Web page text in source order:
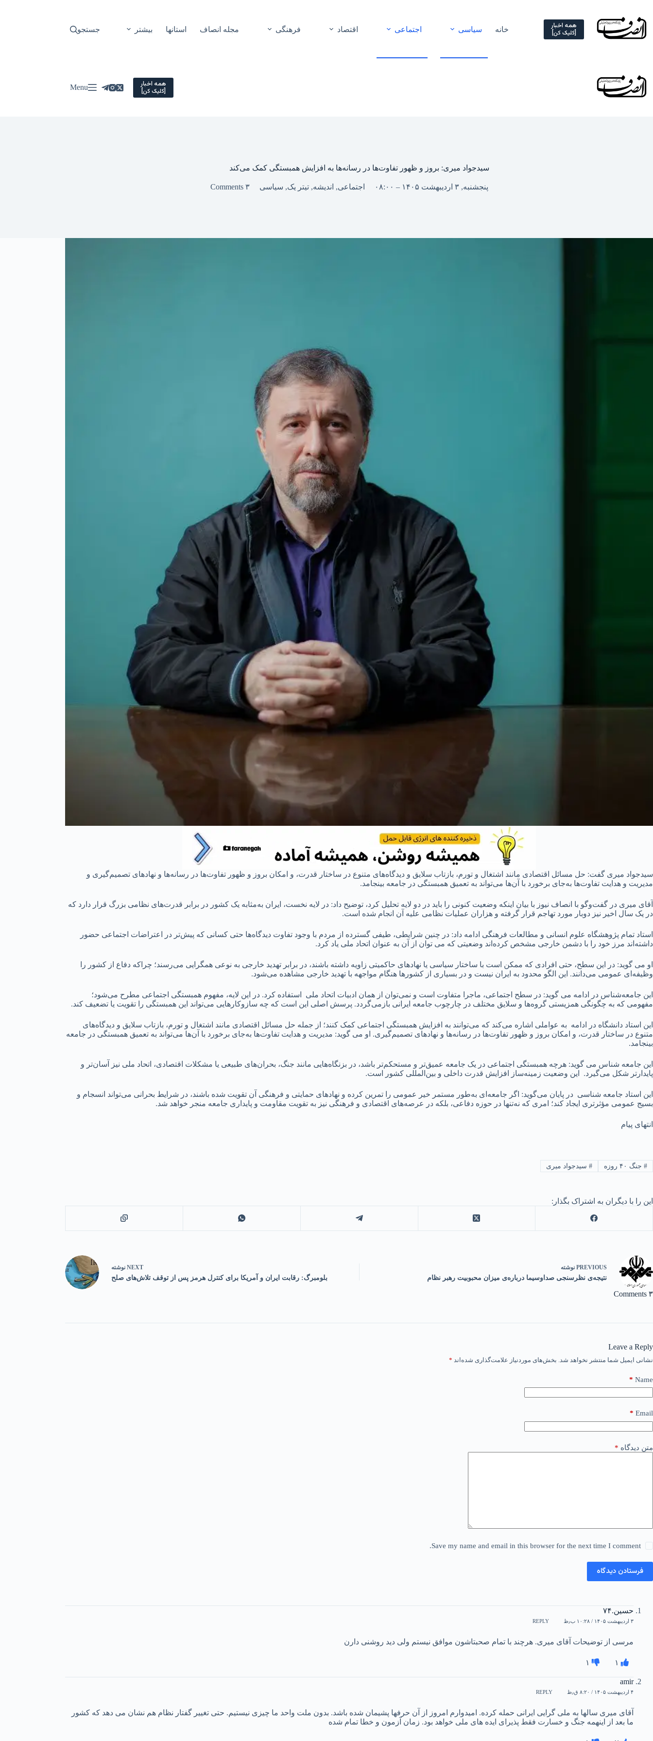
content
همه اخبار
[کلیک کن] خانه سیاسی اجتماعی اقتصاد فرهنگی مجله انصاف استانها بیشتر جستجو
همه اخبار
[کلیک کن] Menu
سیدجواد میری: بروز و ظهور تفاوت‌ها در رسانه‌ها به افزایش همبستگی کمک می‌کند
پنجشنبه, ۳ اردیبهشت ۱۴۰۵ – ۰۸:۰۰ اجتماعی, اندیشه, تیتر یک, سیاسی ۳ Comments
سیدجواد میری گفت: حل مسائل اقتصادی مانند اشتغال و تورم، بازتاب سلایق و دیدگاه‌های متنوع در ساختار قدرت، و امکان بروز و ظهور تفاوت‌ها در رسانه‌ها و نهادهای تصمیم‌گیری و
مدیریت و هدایت تفاوت‌ها به‌جای برخورد با آن‌ها می‌تواند به تعمیق همبستگی در جامعه بینجامد.
آقای میری در گفت‌وگو با انصاف نیوز با بیان اینکه وضعیت کنونی را باید در دو لایه تحلیل کرد، توضیح داد: در لایه نخست، ایران به‌مثابه یک کشور در برابر قدرت‌های نظامی بزرگ قرار دارد که
در یک سال اخیر نیز دوبار مورد تهاجم قرار گرفته و هزاران عملیات نظامی علیه آن انجام شده است.
استاد تمام پژوهشگاه علوم انسانی و مطالعات فرهنگی ادامه داد: در چنین شرایطی، طیفی گسترده از مردم با وجود تفاوت دیدگاه‌ها حتی کسانی که پیش‌تر در اعتراضات اجتماعی حضور
داشته‌اند مرز خود را با دشمن خارجی مشخص کرده‌اند وضعیتی که می توان از آن به عنوان اتحاد ملی یاد کرد.
او می‌ گوید: در این سطح، حتی افرادی که ممکن است با ساختار سیاسی یا نهادهای حاکمیتی زاویه داشته باشند، در برابر تهدید خارجی به نوعی همگرایی می‌رسند؛ چراکه دفاع از کشور را
وظیفه‌ای عمومی می‌دانند. این الگو محدود به ایران نیست و در بسیاری از کشورها هنگام مواجهه با تهدید خارجی مشاهده می‌شود.
این جامعه‌شناس در ادامه می گوید: در سطح اجتماعی، ماجرا متفاوت است و نمی‌توان از همان ادبیات اتحاد ملی استفاده کرد. در این لایه، مفهوم همبستگی اجتماعی مطرح می‌شود؛
مفهومی که به چگونگی همزیستی گروه‌ها و سلایق مختلف در چارچوب جامعه ایرانی بازمی‌گردد. پرسش اصلی این است که چه سازوکارهایی می‌تواند این همبستگی را تقویت یا تضعیف کند.
این استاد دانشگاه در ادامه به عواملی اشاره می‌کند که می‌توانند به افزایش همبستگی اجتماعی کمک کنند؛ از جمله حل مسائل اقتصادی مانند اشتغال و تورم، بازتاب سلایق و دیدگاه‌های
متنوع در ساختار قدرت، و امکان بروز و ظهور تفاوت‌ها در رسانه‌ها و نهادهای تصمیم‌گیری. او می گوید: مدیریت و هدایت تفاوت‌ها به‌جای برخورد با آن‌ها می‌تواند به تعمیق همبستگی در جامعه
بینجامد.
این جامعه شناس می گوید: هرچه همبستگی اجتماعی در یک جامعه عمیق‌تر و مستحکم‌تر باشد، در بزنگاه‌هایی مانند جنگ، بحران‌های طبیعی یا مشکلات اقتصادی، اتحاد ملی نیز آسان‌تر و
پایدارتر شکل می‌گیرد. این وضعیت زمینه‌ساز افزایش قدرت داخلی و بین‌المللی کشور است.
این استاد جامعه شناسی در پایان می‌گوید: اگر جامعه‌ای به‌طور مستمر خیر عمومی را تمرین کرده و نهادهای حمایتی و فرهنگی آن تقویت شده باشند، در شرایط بحرانی می‌تواند انسجام و
بسیج عمومی مؤثرتری ایجاد کند؛ امری که نه‌تنها در حوزه دفاعی، بلکه در عرصه‌های اقتصادی و فرهنگی نیز به تقویت مقاومت و پایداری جامعه منجر خواهد شد.
انتهای پیام
#جنگ ۴۰ روزه #سیدجواد میری
این را با دیگران به اشتراک بگذار:
PREVIOUS نوشته
نتیجه‌ی نظرسنجی صداوسیما درباره‌ی میزان محبوبیت رهبر نظام
NEXT نوشته
بلومبرگ‌: رقابت ایران و آمریکا برای کنترل هرمز پس از توقف تلاش‌های صلح
۳ Comments
Leave a Reply
نشانی ایمیل شما منتشر نخواهد شد. بخش‌های موردنیاز علامت‌گذاری شده‌اند *
Name
*
Email
*
متن دیدگاه *
Save my name and email in this browser for the next time I comment.
فرستادن دیدگاه
حسین.۷۴
۳ اردیبهشت ۱۴۰۵ / ۱۰:۲۸ ب٫ظ REPLY
مرسی از توضیحات آقای میری. هرچند با تمام صحبتاشون موافق نیستم ولی دید روشنی دارن
۱ ۱
amir
۴ اردیبهشت ۱۴۰۵ / ۸:۲۰ ق٫ظ REPLY
آقای میری سالها به ملی گرایی ایرانی حمله کرده. امیدوارم امروز از آن حرفها پشیمان شده باشد. بدون ملت واحد ما چیزی نیستیم. حتی تغییر گفتار نظام هم نشان می دهد که کشور
ما بعد از اینهمه جنگ و خسارت فقط پذیرای ایده های ملی خواهد بود. زمان آزمون و خطا تمام شده